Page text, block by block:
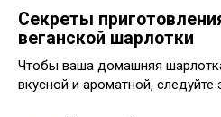
Секреты
веганской шарлотки
Чтобы ваша домашняя
вкусной и ароматной‚ следуйте